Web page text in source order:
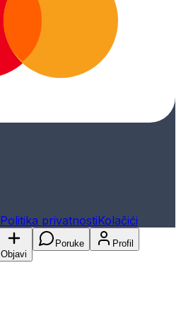
Politika privatnostiKolačići
Objavi
Poruke Profil